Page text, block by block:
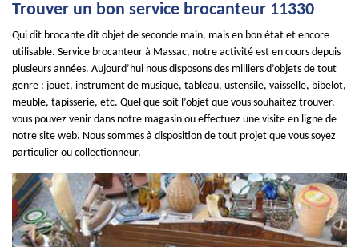
Trouver un bon service brocanteur 11330
Qui dit brocante dit objet de seconde main, mais en bon état et encore
utilisable. Service brocanteur à Massac, notre activité est en cours depuis
plusieurs années. Aujourd’hui nous disposons des milliers d’objets de tout
genre : jouet, instrument de musique, tableau, ustensile, vaisselle, bibelot,
meuble, tapisserie, etc. Quel que soit l’objet que vous souhaitez trouver,
vous pouvez venir dans notre magasin ou effectuez une visite en ligne de
notre site web. Nous sommes à disposition de tout projet que vous soyez
particulier ou collectionneur.